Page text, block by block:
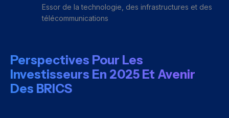
Essor de la technologie, des infrastructures et des
télécommunications
Perspectives Pour Les
Investisseurs En 2025 Et Avenir
Des BRICS